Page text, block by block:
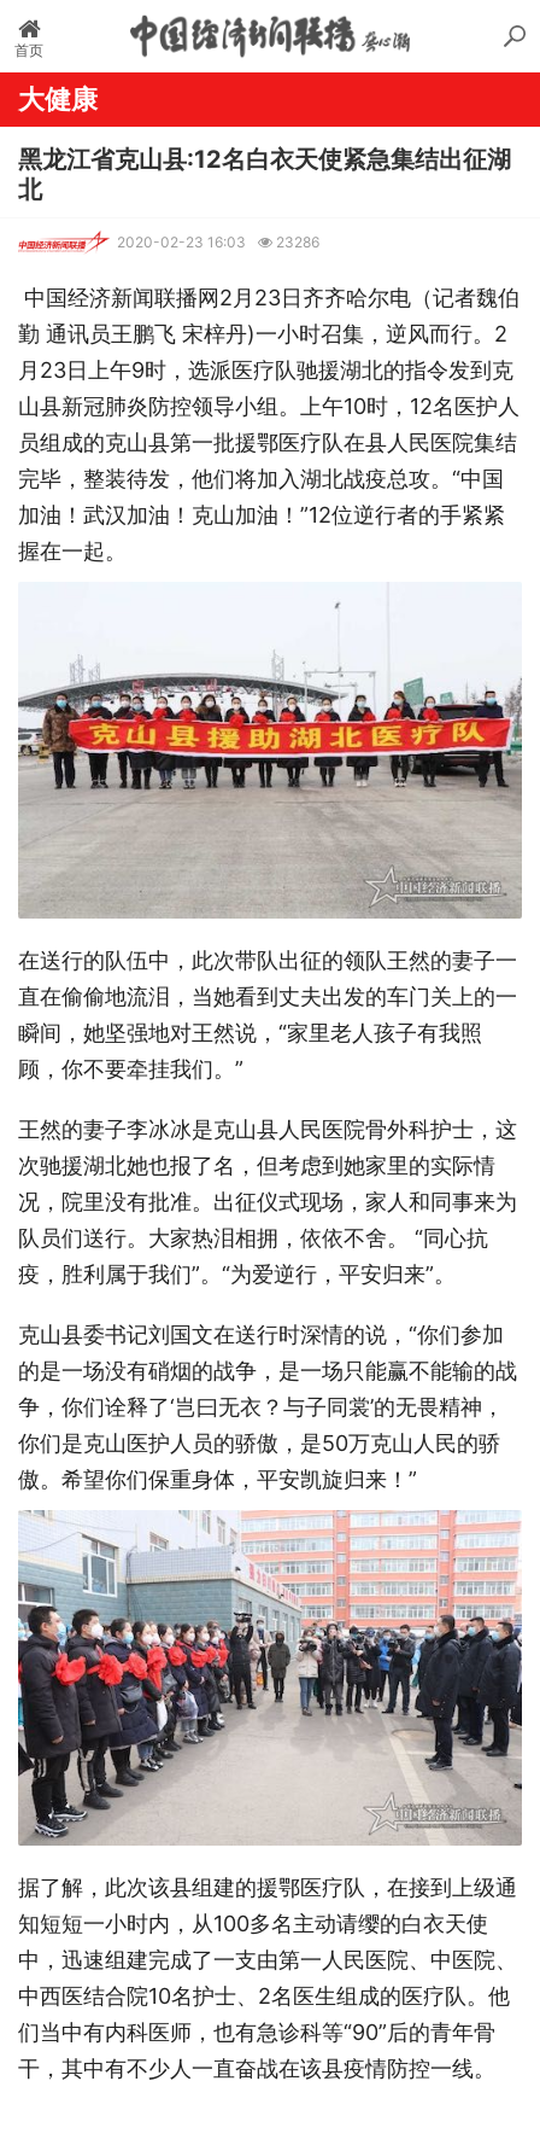
首页
大健康
黑龙江省克山县:12名白衣天使紧急集结出征湖
北
2020-02-23 16:03 23286
中国经济新闻联播网2月23日齐齐哈尔电（记者魏伯
勤 通讯员王鹏飞 宋梓丹)一小时召集，逆风而行。2
月23日上午9时，选派医疗队驰援湖北的指令发到克
山县新冠肺炎防控领导小组。上午10时，12名医护人
员组成的克山县第一批援鄂医疗队在县人民医院集结
完毕，整装待发，他们将加入湖北战疫总攻。“中国
加油！武汉加油！克山加油！”12位逆行者的手紧紧
握在一起。
在送行的队伍中，此次带队出征的领队王然的妻子一
直在偷偷地流泪，当她看到丈夫出发的车门关上的一
瞬间，她坚强地对王然说，“家里老人孩子有我照
顾，你不要牵挂我们。”
王然的妻子李冰冰是克山县人民医院骨外科护士，这
次驰援湖北她也报了名，但考虑到她家里的实际情
况，院里没有批准。出征仪式现场，家人和同事来为
队员们送行。大家热泪相拥，依依不舍。 “同心抗
疫，胜利属于我们”。“为爱逆行，平安归来”。
克山县委书记刘国文在送行时深情的说，“你们参加
的是一场没有硝烟的战争，是一场只能赢不能输的战
争，你们诠释了‘岂曰无衣？与子同裳’的无畏精神，
你们是克山医护人员的骄傲，是50万克山人民的骄
傲。希望你们保重身体，平安凯旋归来！”
据了解，此次该县组建的援鄂医疗队，在接到上级通
知短短一小时内，从100多名主动请缨的白衣天使
中，迅速组建完成了一支由第一人民医院、中医院、
中西医结合院10名护士、2名医生组成的医疗队。他
们当中有内科医师，也有急诊科等“90”后的青年骨
干，其中有不少人一直奋战在该县疫情防控一线。